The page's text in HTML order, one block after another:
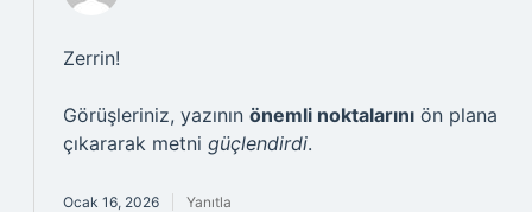
Zerrin!
Görüşleriniz, yazının önemli noktalarını ön plana
çıkararak metni güçlendirdi.
Ocak 16, 2026 Yanıtla